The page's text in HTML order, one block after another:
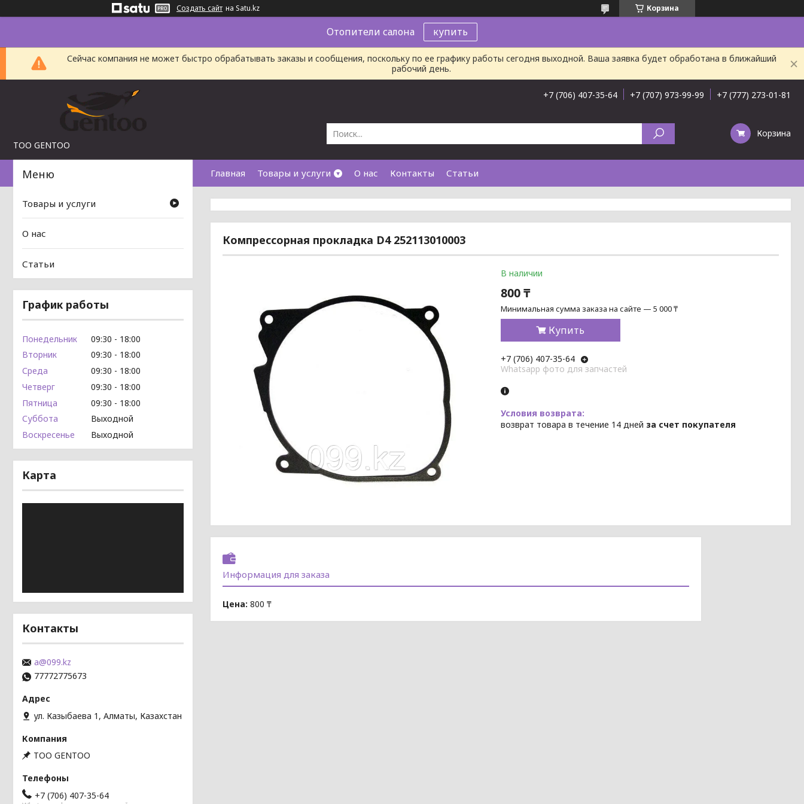
Создать сайт на Satu.kz Корзина
Отопители салона купить
Сейчас компания не может быстро обрабатывать заказы и сообщения, поскольку по ее графику работы сегодня выходной. Ваша заявка будет обработана в ближайший
рабочий день.
TOO GENTOO
+7 (706) 407-35-64 +7 (707) 973-99-99 +7 (777) 273-01-81
Корзина
Главная Товары и услуги О нас Контакты Статьи
Компрессорная прокладка D4 252113010003
В наличии
800 ₸
Минимальная сумма заказа на сайте — 5 000 ₸
Купить
+7 (706) 407-35-64
Whatsapp фото для запчастей
возврат товара в течение 14 дней за счет покупателя
Информация для заказа
Цена: 800 ₸
Товары и услуги
О нас
Статьи
График работы
Понедельник 09:30
18:00
Вторник
09:30
18:00
Среда
09:30
18:00
Четверг
09:30
18:00
Пятница
09:30
18:00
Суббота
Выходной
Воскресенье
Выходной
Карта
Контакты
a@099.kz
77772775673
ул. Казыбаева 1, Алматы, Казахстан
TOO GENTOO
+7 (706) 407-35-64